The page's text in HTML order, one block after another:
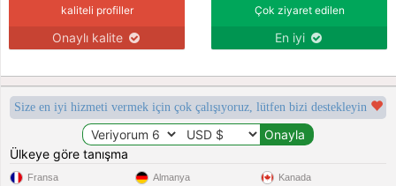
kaliteli profiller
Onaylı kalite
Çok ziyaret edilen
En iyi
Size en iyi hizmeti vermek için çok çalışıyoruz, lütfen bizi destekleyin
Ülkeye göre tanışma
Fransa Almanya Kanada